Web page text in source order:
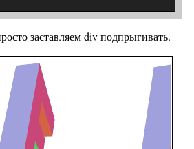
заставляем div подпрыгивать.